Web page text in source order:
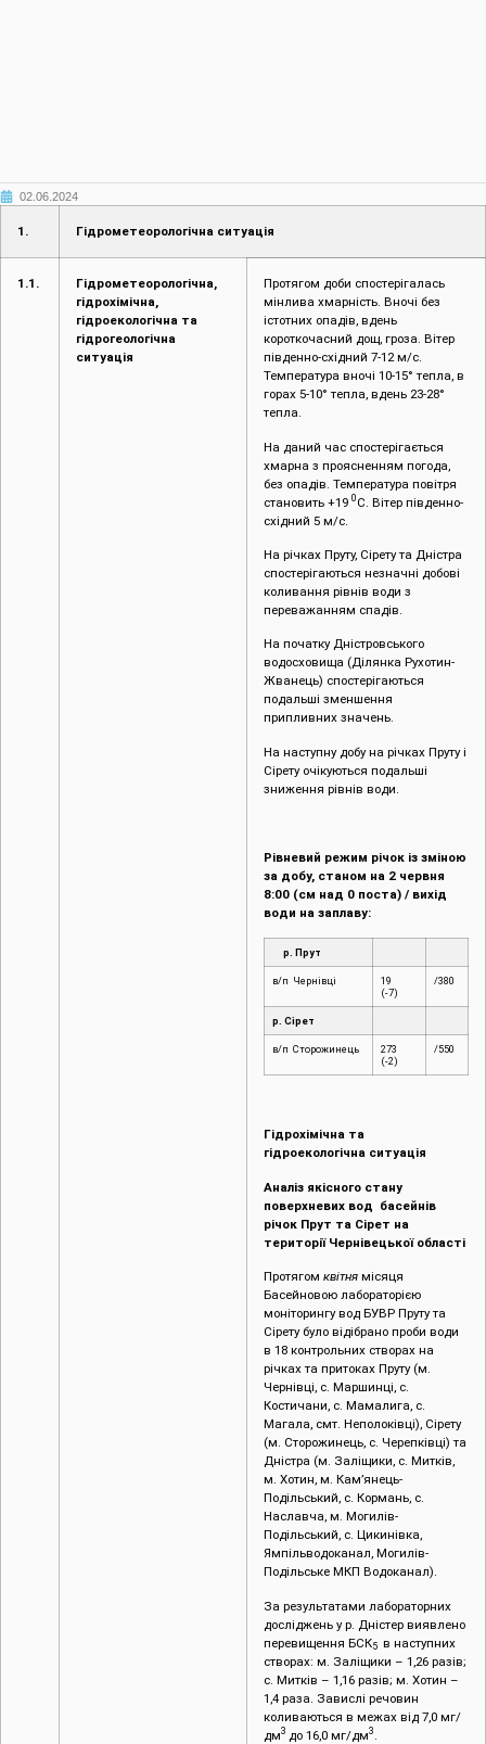
02.06.2024
1. Гідрометеорологічна ситуація
1.1.
Гідрометеорологічна,
гідрохімічна,
гідроекологічна та
гідрогеологічна
ситуація
Протягом доби спостерігалась
мінлива хмарність. Вночі без
істотних опадів, вдень
короткочасний дощ, гроза. Вітер
південно-східний 7-12 м/с.
Температура вночі 10-15° тепла, в
горах 5-10° тепла, вдень 23-28°
тепла.
На даний час спостерігається
хмарна з проясненням погода,
без опадів. Температура повітря
становить +19 0 С. Вітер південно-
східний 5 м/с.
На річках Пруту, Сірету та Дністра
спостерігаються незначні добові
коливання рівнів води з
переважанням спадів.
На початку Дністровського
водосховища (Ділянка Рухотин-
Жванець) спостерігаються
подальші зменшення
припливних значень.
На наступну добу на річках Пруту і
Сірету очікуються подальші
зниження рівнів води.
Рівневий режим річок із зміною
за добу, станом на 2 червня
8:00 (см над 0 поста) / вихід
води на заплаву:
р. Прут
в/п Чернівці
19
(-7)
/380
р. Сірет
в/п Сторожинець
273
(-2)
/550
Гідрохімічна та
гідроекологічна ситуація
Аналіз якісного стану
поверхневих вод басейнів
річок Прут та Сірет на
території Чернівецької області
Протягом квітня місяця
Басейновою лабораторією
моніторингу вод БУВР Пруту та
Сірету було відібрано проби води
в 18 контрольних створах на
річках та притоках Пруту (м.
Чернівці, c. Маршинці, с.
Костичани, с. Мамалига, с.
Магала, смт. Неполоківці), Сірету
(м. Сторожинець, с. Черепківці) та
Дністра (м. Заліщики, с. Митків,
м. Хотин, м. Кам’янець-
Подільський, с. Кормань, с.
Наславча, м. Могилів-
Подільський, с. Цикинівка,
Ямпільводоканал, Могилів-
Подільське МКП Водоканал).
За результатами лабораторних
досліджень у р. Дністер виявлено
перевищення БСК5 в наступних
створах: м. Заліщики – 1,26 разів;
с. Митків – 1,16 разів; м. Хотин –
1,4 раза. Завислі речовин
коливаються в межах від 7,0 мг/
дм3 до 16,0 мг/дм3